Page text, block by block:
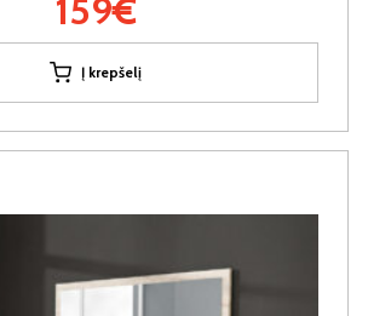
159€
Į krepšelį